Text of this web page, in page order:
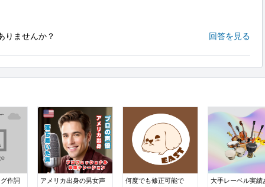
りませんか？ 回答を見る
作詞
アメリカ出身の男女声
何度でも修正可能で
大手レーベル実績